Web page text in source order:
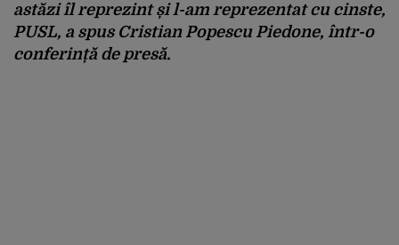
astăzi îl reprezint și l-am reprezentat cu cinste,
PUSL, a spus Cristian Popescu Piedone, într-o
conferință de presă.